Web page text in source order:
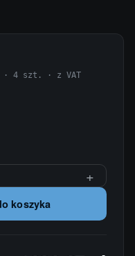
· 4 szt. · z VAT
+
koszyka